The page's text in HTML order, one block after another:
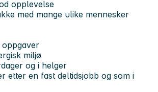
opplevelse
med mange ulike mennesker
oppgaver
miljø
og i helger
etter en fast deltidsjobb og som i